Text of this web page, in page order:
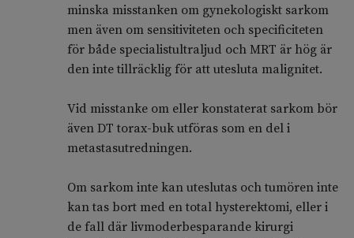
minska misstanken om gynekologiskt sarkom
men även om sensitiviteten och specificiteten
för både specialistultraljud och MRT är hög är
den inte tillräcklig för att utesluta malignitet.
Vid misstanke om eller konstaterat sarkom bör
även DT torax-buk utföras som en del i
metastasutredningen.
Om sarkom inte kan uteslutas och tumören inte
kan tas bort med en total hysterektomi, eller i
de fall där livmoderbesparande kirurgi